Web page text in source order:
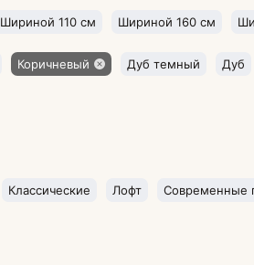
Шириной 110 см Шириной 160 см
Коричневый Дуб темный Дуб
Классические Лофт Современные